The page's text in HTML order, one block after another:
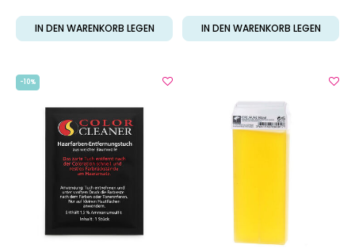
IN DEN WARENKORB LEGEN IN DEN WARENKORB LEGEN
-10%